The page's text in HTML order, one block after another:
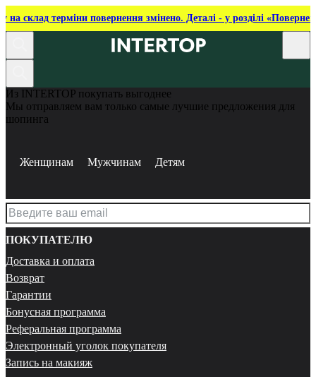
на склад терміни повернення змінено. Деталі - у розділі
Из INTERTOP покупать выгоднее
Мы отправляем вам только самые лучшие предложения для
шопинга
Женщинам Мужчинам Детям
ПОКУПАТЕЛЮ
Доставка и оплата
Возврат
Гарантии
Бонусная программа
Реферальная программа
Электронный уголок покупателя
Запись на макияж